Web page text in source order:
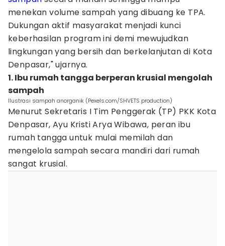
menekan volume sampah yang dibuang ke TPA.
Dukungan aktif masyarakat menjadi kunci
keberhasilan program ini demi mewujudkan
lingkungan yang bersih dan berkelanjutan di Kota
Denpasar," ujarnya.
1. Ibu rumah tangga berperan krusial mengolah
sampah
Ilustrasi sampah anorganik (Pexels.com/SHVETS production)
Menurut Sekretaris I Tim Penggerak (TP) PKK Kota
Denpasar, Ayu Kristi Arya Wibawa, peran ibu
rumah tangga untuk mulai memilah dan
mengelola sampah secara mandiri dari rumah
sangat krusial.